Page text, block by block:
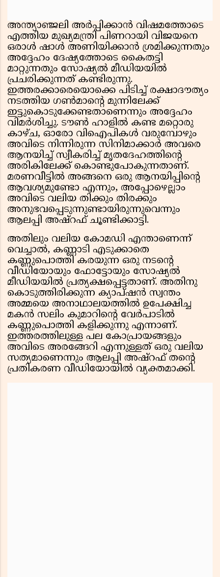
അന്ത്യാഞ്ജലി അർപ്പിക്കാൻ വിഷമത്തോടെ
എത്തിയ മുഖ്യമന്ത്രി പിണറായി വിജയനെ
ഒരാൾ ഷാൾ അണിയിക്കാൻ ശ്രമിക്കുന്നതും
അദ്ദേഹം ദേഷ്യത്തോടെ കൈതട്ടി
മാറ്റുന്നതും സോഷ്യൽ മീഡിയയിൽ
പ്രചരിക്കുന്നത് കണ്ടിരുന്നു.
ഇത്തരക്കാരെയൊക്കെ പിടിച്ച് രക്ഷാദൗത്യം
നടത്തിയ ഗൺമാന്റെ മുന്നിലേക്ക്
ഇട്ടുകൊടുക്കേണ്ടതാണെന്നും അദ്ദേഹം
വിമർശിച്ചു. ടൗൺ ഹാളിൽ കണ്ട മറ്റൊരു
കാഴ്ച, ഓരോ വിഐപികൾ വരുമ്പോഴും
അവിടെ നിന്നിരുന്ന സിനിമാക്കാർ അവരെ
ആനയിച്ച് സ്വീകരിച്ച് മൃതദേഹത്തിന്റെ
അരികിലേക്ക് കൊണ്ടുപോകുന്നതാണ്.
മരണവീട്ടിൽ അങ്ങനെ ഒരു ആനയിപ്പിന്റെ
ആവശ്യമുണ്ടോ എന്നും, അപ്പോഴെല്ലാം
അവിടെ വലിയ തിക്കും തിരക്കും
അനുഭവപ്പെടുന്നുണ്ടായിരുന്നുവെന്നും
ആലപ്പി അഷ്റഫ് ചൂണ്ടിക്കാട്ടി.
അതിലും വലിയ കോമഡി എന്താണെന്ന്
വെച്ചാൽ, കണ്ണാടി എടുക്കാതെ
കണ്ണുപൊത്തി കരയുന്ന ഒരു നടന്റെ
വീഡിയോയും ഫോട്ടോയും സോഷ്യൽ
മീഡിയയിൽ പ്രത്യക്ഷപ്പെട്ടതാണ്. അതിനു
കൊടുത്തിരിക്കുന്ന ക്യാപ്ഷൻ സ്വന്തം
അമ്മയെ അനാഥാലയത്തിൽ ഉപേക്ഷിച്ച
മകൻ സലിം കുമാറിന്റെ വേർപാടിൽ
കണ്ണുപൊത്തി കളിക്കുന്നു എന്നാണ്.
ഇത്തരത്തിലുള്ള പല കോപ്രായങ്ങളും
അവിടെ അരങ്ങേറി എന്നുള്ളത് ഒരു വലിയ
സത്യമാണെന്നും ആലപ്പി അഷ്റഫ് തന്റെ
പ്രതികരണ വീഡിയോയിൽ വ്യക്തമാക്കി.